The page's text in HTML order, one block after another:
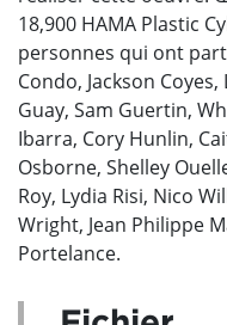
18,900 HAMA Plastic
personnes qui ont
Condo, Jackson Coyes,
Guay, Sam Guertin,
Ibarra, Cory Hunlin,
Osborne, Shelley
Roy, Lydia Risi, Nico
Wright, Jean Philippe
Portelance.